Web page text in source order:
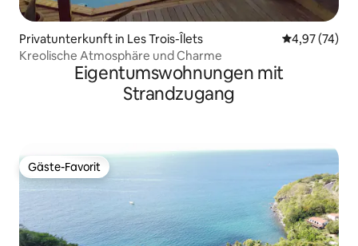
Privatunterkunft in Les Trois-Îlets
4,97 (74)
Kreolische Atmosphäre und Charme
Eigentumswohnungen mit
Strandzugang
Gäste-Favorit
Gäste-Favorit